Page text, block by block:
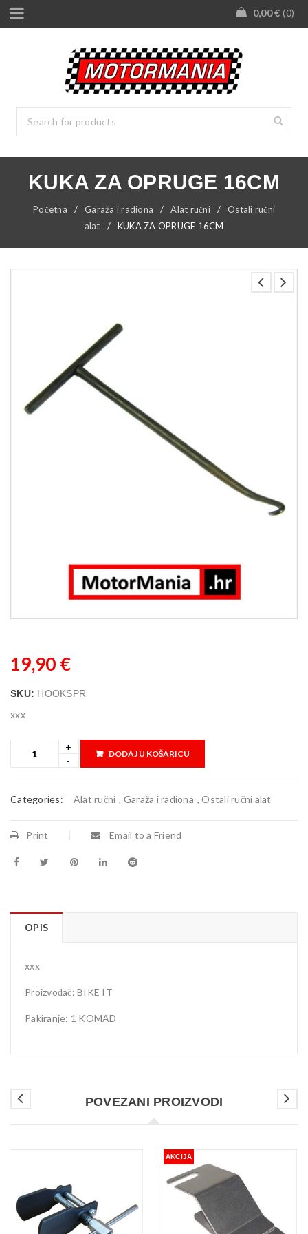
0,00€ 0
KUKA ZA OPRUGE 16CM
Početna / Garaža i radiona / Alat ručni /
Ostali ručni
alat
/ KUKA ZA OPRUGE 16CM
19,90 €
SKU: HOOKSPR
xxx
DODAJ U KOŠARICU
Categories: Alat ručni , Garaža i radiona ,Ostali ručni alat
Print Email to a Friend
OPIS
xxx
Proizvođač: BIKE IT
Pakiranje: 1 KOMAD
POVEZANI PROIZVODI
AKCIJA